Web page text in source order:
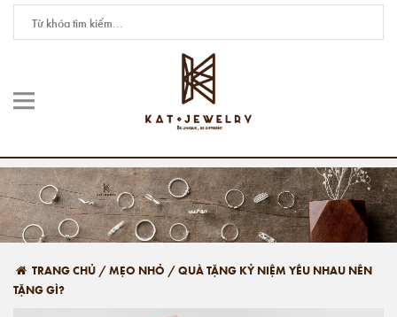
TRANG CHỦ /MẸO NHỎ /QUÀ TẶNG KỶ NIỆM YÊU NHAU NÊN
TẶNG GÌ?